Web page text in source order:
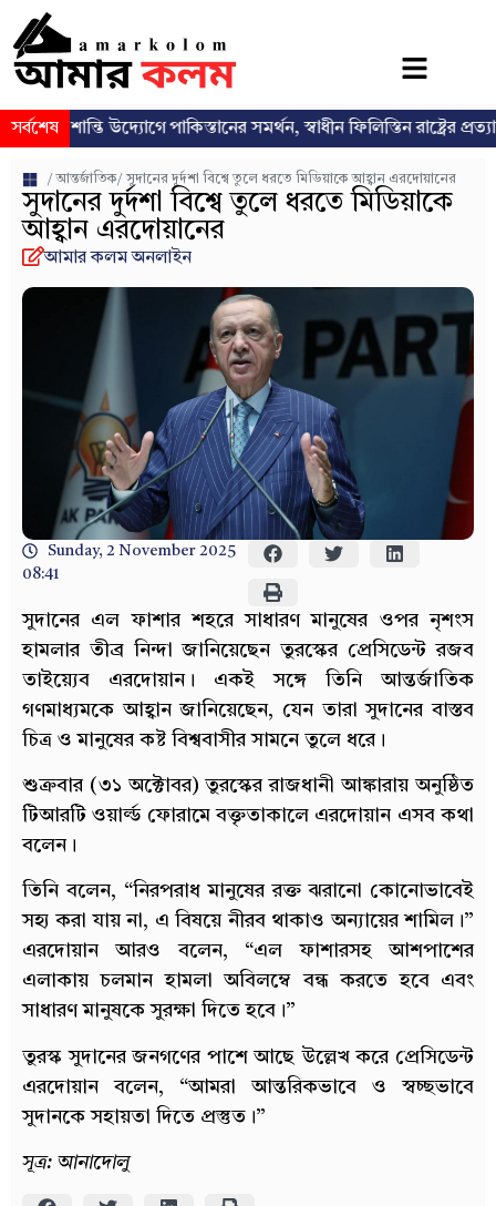
সর্বশেষউদ্যোগে পাকিস্তানের সমর্থন, স্বাধীন ফিলিস্তিন রাষ্ট্রের প্রত্যাশা
/আন্তর্জাতিক/ সুদানের দুর্দশা বিশ্বে তুলে ধরতে মিডিয়াকে আহ্বান এরদোয়ানের
সুদানের দুর্দশা বিশ্বে তুলে ধরতে মিডিয়াকে
আহ্বান এরদোয়ানের
আমার কলম অনলাইন
Sunday, 2 November 2025
08:41
সুদানের এল ফাশার শহরে সাধারণ মানুষের ওপর নৃশংস
হামলার তীব্র নিন্দা জানিয়েছেন তুরস্কের প্রেসিডেন্ট রজব
তাইয়্যেব এরদোয়ান। একই সঙ্গে তিনি আন্তর্জাতিক
গণমাধ্যমকে আহ্বান জানিয়েছেন, যেন তারা সুদানের বাস্তব
চিত্র ও মানুষের কষ্ট বিশ্ববাসীর সামনে তুলে ধরে।
শুক্রবার (৩১ অক্টোবর) তুরস্কের রাজধানী আঙ্কারায় অনুষ্ঠিত
টিআরটি ওয়ার্ল্ড ফোরামে বক্তৃতাকালে এরদোয়ান এসব কথা
বলেন।
তিনি বলেন, “নিরপরাধ মানুষের রক্ত ঝরানো কোনোভাবেই
সহ্য করা যায় না, এ বিষয়ে নীরব থাকাও অন্যায়ের শামিল।”
এরদোয়ান আরও বলেন, “এল ফাশারসহ আশপাশের
এলাকায় চলমান হামলা অবিলম্বে বন্ধ করতে হবে এবং
সাধারণ মানুষকে সুরক্ষা দিতে হবে।”
তুরস্ক সুদানের জনগণের পাশে আছে উল্লেখ করে প্রেসিডেন্ট
এরদোয়ান বলেন, “আমরা আন্তরিকভাবে ও স্বচ্ছভাবে
সুদানকে সহায়তা দিতে প্রস্তুত।”
সূত্র: আনাদোলু